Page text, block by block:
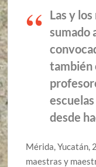
Las y
sumado
también
desde
Mérida, Yucatán,
maestras y